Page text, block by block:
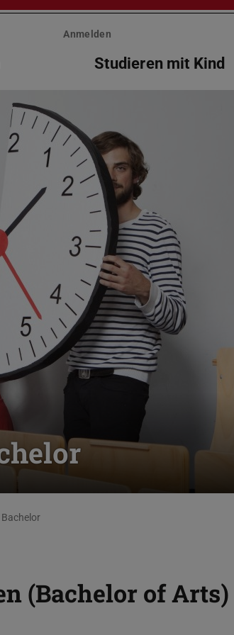
Anmelden
Studieren mit Kind
Bachelor
(Bachelor of Arts)